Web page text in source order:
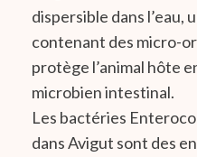
dispersible dans l’eau,
contenant des micro-
protège l’animal hôte
microbien intestinal.
Les bactéries
dans Avigut sont des